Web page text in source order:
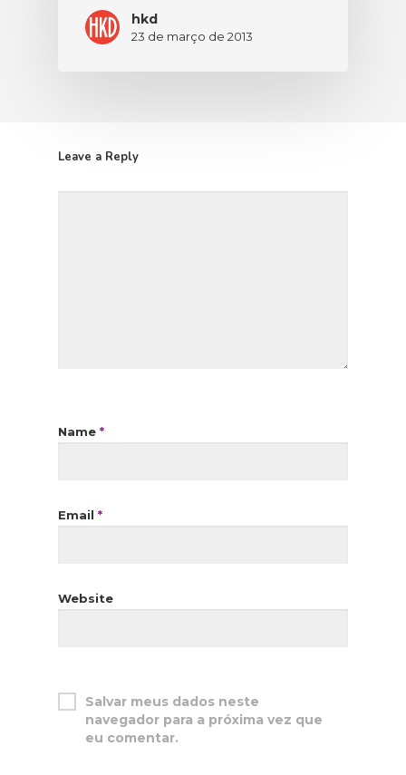
hkd
23 de março de 2013
Leave a Reply
Name *
Email *
Website
Salvar meus dados neste
navegador para a próxima vez que
eu comentar.